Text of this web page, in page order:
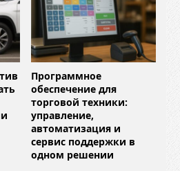
Программное
обеспечение для
торговой техники:
управление,
автоматизация и
сервис поддержки в
одном решении